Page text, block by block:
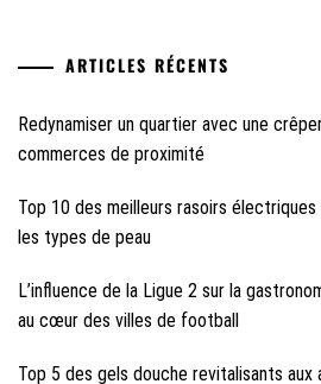
ARTICLES RÉCENTS
Redynamiser un quartier avec une
commerces de proximité
Top 10 des meilleurs rasoirs
les types de peau
L’influence de la Ligue 2 sur la
au cœur des villes de football
Top 5 des gels douche revitalisants aux